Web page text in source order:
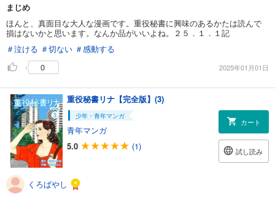
まじめ
ほんと、真面目な大人な漫画です。重役秘書に興味のあるかたは読んで
損はないかと思います。なんか品がいいよね。２５．１．１記
＃泣ける ＃切ない ＃感動する
0
2025年01月01日
重役秘書リナ【完全版】(3)
少年・青年マンガ
青年マンガ
5.0
(1)
カート
試し読み
くろばやし